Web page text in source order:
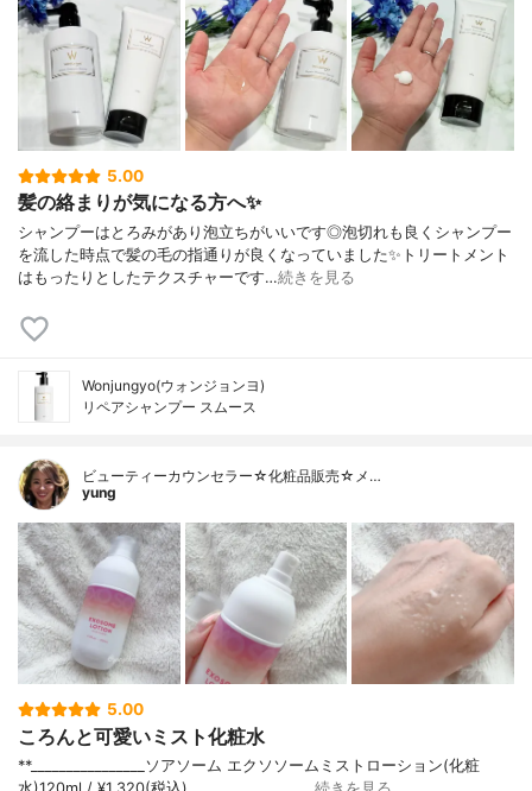
5.00
髪の絡まりが気になる方へ✨
シャンプーはとろみがあり泡立ちがいいです◎泡切れも良くシャンプー
を流した時点で髪の毛の指通りが良くなっていました✨トリートメント
はもったりとしたテクスチャーです…続きを見る
Wonjungyo(ウォンジョンヨ)
リペアシャンプー スムース
ビューティーカウンセラー☆化粧品販売☆メ…
yung
5.00
ころんと可愛いミスト化粧水
**⁡________________⁡ソアソーム ⁡エクソソームミストローション(化粧